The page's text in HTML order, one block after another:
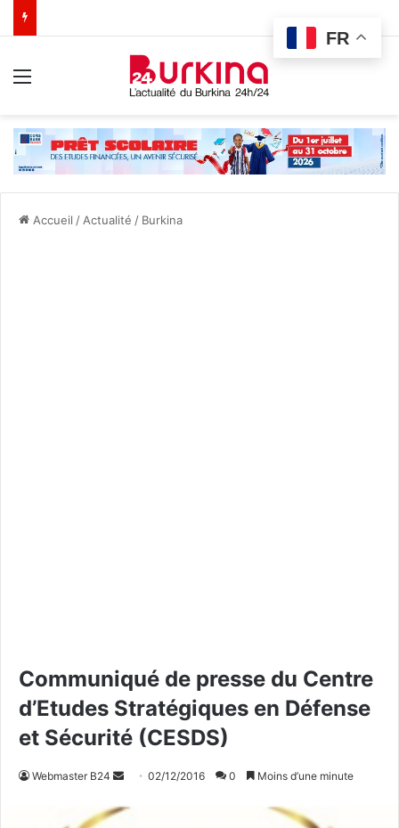
Accueil / Actualité / Burkina
Communiqué de presse du Centre
d’Etudes Stratégiques en Défense
et Sécurité (CESDS)
Webmaster B24 02/12/2016 0 Moins d’une minute
FR